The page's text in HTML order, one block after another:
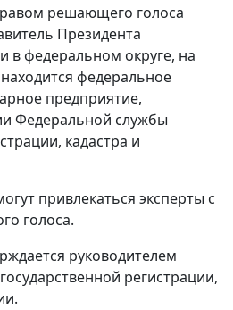
решающего голоса
Президента
в федеральном округе, на
федеральное
предприятие,
Федеральной службы
кадастра и
привлекаться эксперты с
голоса.
руководителем
регистрации,